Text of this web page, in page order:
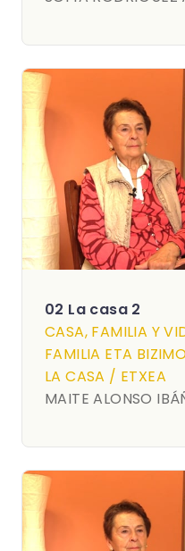
02 La casa 2
CASA, FAMILIA Y
FAMILIA ETA
LA CASA / ETXEA
MAITE ALONSO